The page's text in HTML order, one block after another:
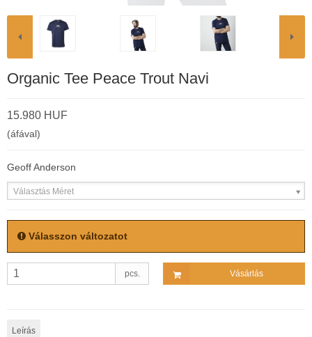
Organic Tee Peace Trout Navi
15.980 HUF
(áfával)
Geoff Anderson
Választás Méret
Válasszon változatot
pcs. Vásárlás
Leírás